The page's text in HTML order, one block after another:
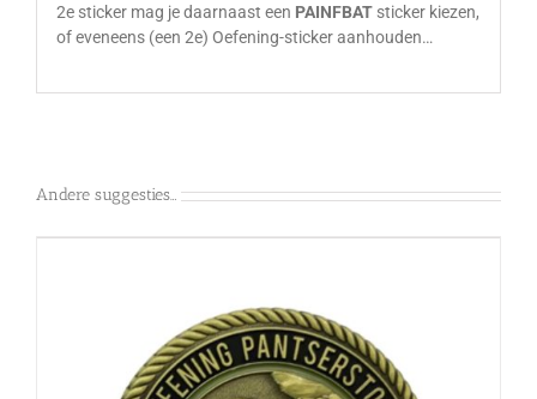
2e sticker mag je daarnaast een PAINFBATsticker kiezen,
of eveneens (een 2e) Oefening-sticker aanhouden…
Andere suggesties…